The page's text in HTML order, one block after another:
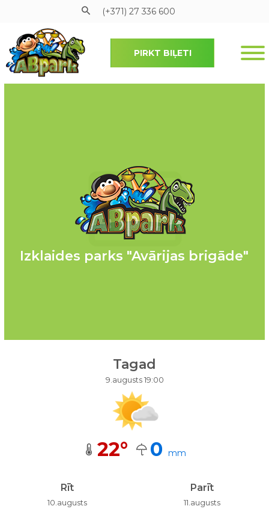
Pāriet uz galveno saturu
(+371) 27 336 600
PIRKT BIĻETI
Izklaides parks "Avārijas brigāde"
Tagad
9.augusts 19:00
22° 0 mm
Rīt
10.augusts
Parīt
11.augusts